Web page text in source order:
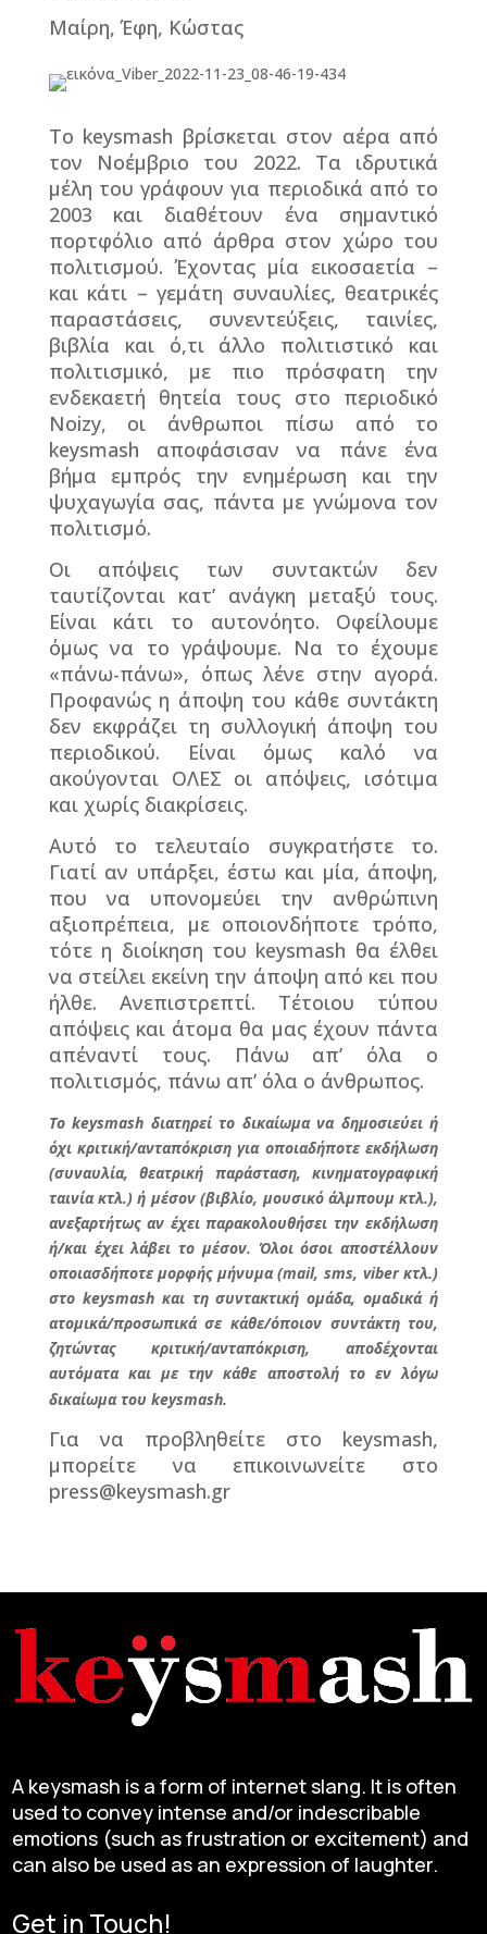
Μαίρη, Έφη, Κώστας
Το keysmash βρίσκεται στον αέρα από
τον Νοέμβριο του 2022. Τα ιδρυτικά
μέλη του γράφουν για περιοδικά από το
2003 και διαθέτουν ένα σημαντικό
πορτφόλιο από άρθρα στον χώρο του
πολιτισμού. Έχοντας μία εικοσαετία –
και κάτι – γεμάτη συναυλίες, θεατρικές
παραστάσεις, συνεντεύξεις, ταινίες,
βιβλία και ό,τι άλλο πολιτιστικό και
πολιτισμικό, με πιο πρόσφατη την
ενδεκαετή θητεία τους στο περιοδικό
Noizy, οι άνθρωποι πίσω από το
keysmash αποφάσισαν να πάνε ένα
βήμα εμπρός την ενημέρωση και την
ψυχαγωγία σας, πάντα με γνώμονα τον
πολιτισμό.
Οι απόψεις των συντακτών δεν
ταυτίζονται κατ’ ανάγκη μεταξύ τους.
Είναι κάτι το αυτονόητο. Οφείλουμε
όμως να το γράψουμε. Να το έχουμε
«πάνω-πάνω», όπως λένε στην αγορά.
Προφανώς η άποψη του κάθε συντάκτη
δεν εκφράζει τη συλλογική άποψη του
περιοδικού. Είναι όμως καλό να
ακούγονται ΟΛΕΣ οι απόψεις, ισότιμα
και χωρίς διακρίσεις.
Αυτό το τελευταίο συγκρατήστε το.
Γιατί αν υπάρξει, έστω και μία, άποψη,
που να υπονομεύει την ανθρώπινη
αξιοπρέπεια, με οποιονδήποτε τρόπο,
τότε η διοίκηση του keysmash θα έλθει
να στείλει εκείνη την άποψη από κει που
ήλθε. Ανεπιστρεπτί. Τέτοιου τύπου
απόψεις και άτομα θα μας έχουν πάντα
απέναντί τους. Πάνω απ’ όλα ο
πολιτισμός, πάνω απ’ όλα ο άνθρωπος.
Το keysmash διατηρεί το δικαίωμα να δημοσιεύει ή
όχι κριτική/ανταπόκριση για οποιαδήποτε εκδήλωση
(συναυλία, θεατρική παράσταση, κινηματογραφική
ταινία κτλ.) ή μέσον (βιβλίο, μουσικό άλμπουμ κτλ.),
ανεξαρτήτως αν έχει παρακολουθήσει την εκδήλωση
ή/και έχει λάβει το μέσον. Όλοι όσοι αποστέλλουν
οποιασδήποτε μορφής μήνυμα (mail, sms, viber κτλ.)
στο keysmash και τη συντακτική ομάδα, ομαδικά ή
ατομικά/προσωπικά σε κάθε/όποιον συντάκτη του,
ζητώντας κριτική/ανταπόκριση, αποδέχονται
αυτόματα και με την κάθε αποστολή το εν λόγω
δικαίωμα του keysmash.
Για να προβληθείτε στο keysmash,
μπορείτε να επικοινωνείτε στο
press@keysmash.gr
A keysmash is a form of internet slang. It is often
used to convey intense and/or indescribable
emotions (such as frustration or excitement) and
can also be used as an expression of laughter.
Get in Touch!